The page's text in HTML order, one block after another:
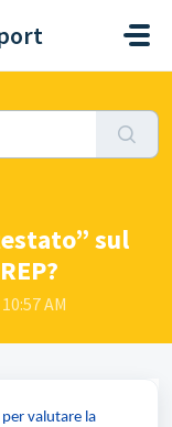
sul
AM
valutare la